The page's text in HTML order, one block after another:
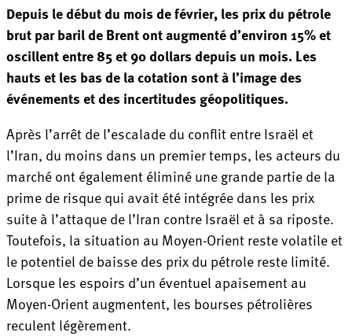
Depuis le début du mois de février, les prix du pétrole
brut par baril de Brent ont augmenté d’environ 15% et
oscillent entre 85 et 90 dollars depuis un mois. Les
hauts et les bas de la cotation sont à l’image des
événements et des incertitudes géopolitiques.
Après l’arrêt de l’escalade du conflit entre Israël et
l’Iran, du moins dans un premier temps, les acteurs du
marché ont également éliminé une grande partie de la
prime de risque qui avait été intégrée dans les prix
suite à l’attaque de l’Iran contre Israël et à sa riposte.
Toutefois, la situation au Moyen-Orient reste volatile et
le potentiel de baisse des prix du pétrole reste limité.
Lorsque les espoirs d’un éventuel apaisement au
Moyen-Orient augmentent, les bourses pétrolières
reculent légèrement.